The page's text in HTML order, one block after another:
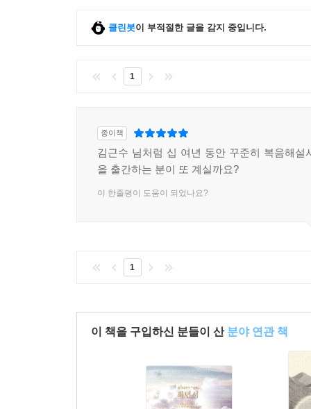
클린봇이 부적절한 글을 감지 중입니다.
1
종이책
김근수 님처럼 십 여년 동안 꾸준히 복음해설
을 출간하는 분이 또 계실까요?
이 한줄평이 도움이 되었나요?
1
이 책을 구입하신 분들이 산 분야 연관 책